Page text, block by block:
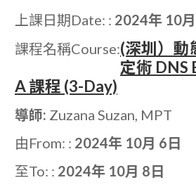
上課日期Date: : 2024年 10月
課程名稱Course:(深圳）動
定術 DNS
A 課程 (3-Day)
導師: Zuzana Suzan, MPT
由From: : 2024年 10月 6日
至To: : 2024年 10月 8日